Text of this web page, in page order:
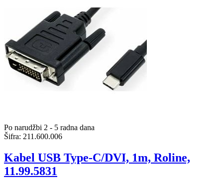
Po narudžbi 2 - 5 radna dana
Šifra: 211.600.006
Kabel USB Type-C/DVI, 1m, Roline,
11.99.5831